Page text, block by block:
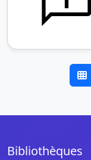
Bibliothèques